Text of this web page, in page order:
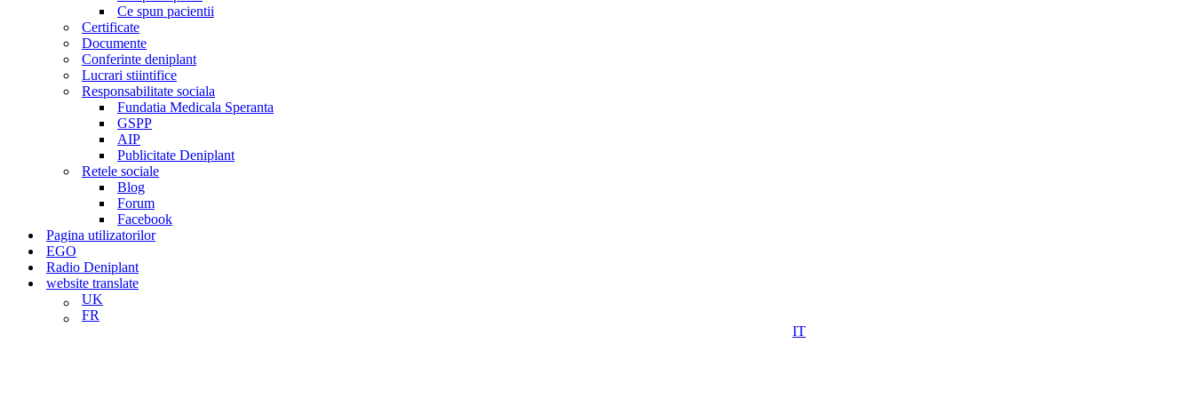
Ce spun pacientii
Certificate
Documente
Conferinte deniplant
Lucrari stiintifice
Responsabilitate sociala
Fundatia Medicala Speranta
GSPP
AIP
Publicitate Deniplant
Retele sociale
Blog
Forum
Facebook
Pagina utilizatorilor
EGO
Radio Deniplant
website translate
UK
FR
IT